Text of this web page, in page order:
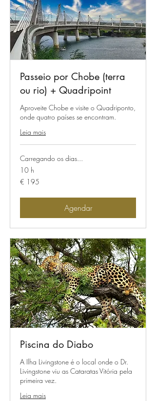
Passeio por Chobe (terra
ou rio) + Quadripoint
Aproveite Chobe e visite o Quadriponto,
onde quatro países se encontram.
Leia mais
Carregando os dias...
10 h
195
Euros
€ 195
Agendar
Piscina do Diabo
A Ilha Livingstone é o local onde o Dr.
Livingstone viu as Cataratas Vitória pela
primeira vez.
Leia mais